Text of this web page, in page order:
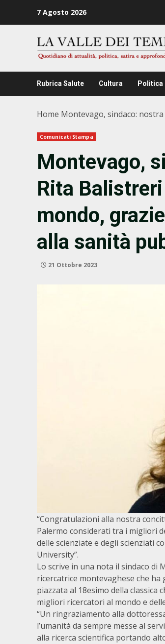
7 Agosto 2026
Rubrica Salute Cultura Politica
Home Montevago, sindaco:
Comunicati Stampa
Montevago,
Rita
mondo,
alla sanità
21 Ottobre 2023
“Congratulazioni alla nostra
Palermo considerati tra i migliori
delle scienziate e degli scienziati
University”.
Lo scrive in una nota il sindaco di
ricercatrice montevaghese che
piazzata al 18esimo della classica
migliori ricercatori al mondo e
“Un ringraziamento alla
l’umanità da sempre messe al
alla ricerca scientifica portando